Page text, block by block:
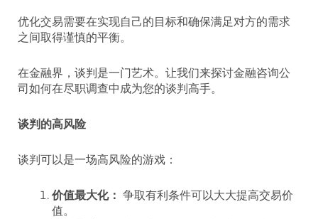
优化交易需要在实现自己的目标和确保满足对方的需求
之间取得谨慎的平衡。
在金融界，谈判是一门艺术。让我们来探讨金融咨询公
司如何在尽职调查中成为您的谈判高手。
谈判的高风险
谈判可以是一场高风险的游戏：
价值最大化： 争取有利条件可以大大提高交易价
值。